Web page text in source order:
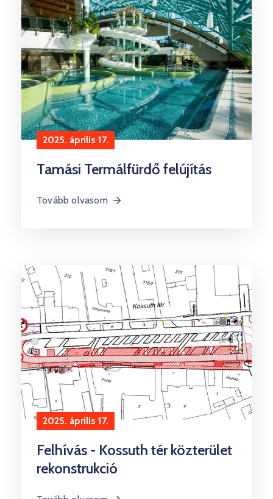
2025. április 17.
Tamási Termálfürdő felújítás
Tovább olvasom
2025. április 17.
Felhívás - Kossuth tér közterület
rekonstrukció